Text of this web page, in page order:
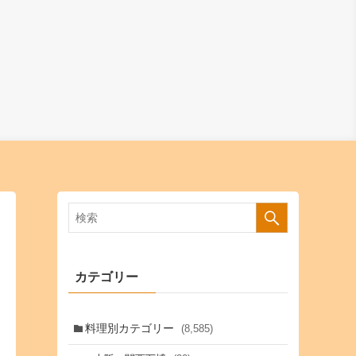
カテゴリー
料理別カテゴリー (8,585)